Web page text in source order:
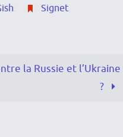
. Signet.
la Russie et l’Ukraine
?